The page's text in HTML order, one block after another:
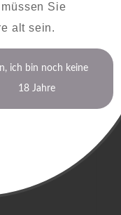
Sie
alt sein.
ich bin noch keine
18 Jahre